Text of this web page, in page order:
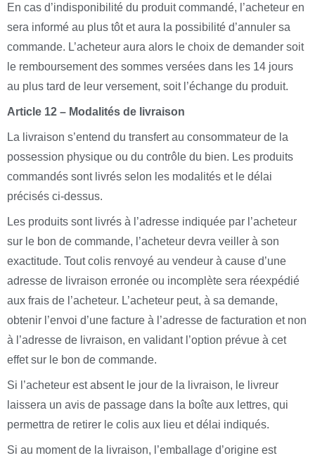
En cas d’indisponibilité du produit commandé, l’acheteur en
sera informé au plus tôt et aura la possibilité d’annuler sa
commande. L’acheteur aura alors le choix de demander soit
le remboursement des sommes versées dans les 14 jours
au plus tard de leur versement, soit l’échange du produit.
Article 12 – Modalités de livraison
La livraison s’entend du transfert au consommateur de la
possession physique ou du contrôle du bien. Les produits
commandés sont livrés selon les modalités et le délai
précisés ci-dessus.
Les produits sont livrés à l’adresse indiquée par l’acheteur
sur le bon de commande, l’acheteur devra veiller à son
exactitude. Tout colis renvoyé au vendeur à cause d’une
adresse de livraison erronée ou incomplète sera réexpédié
aux frais de l’acheteur. L’acheteur peut, à sa demande,
obtenir l’envoi d’une facture à l’adresse de facturation et non
à l’adresse de livraison, en validant l’option prévue à cet
effet sur le bon de commande.
Si l’acheteur est absent le jour de la livraison, le livreur
laissera un avis de passage dans la boîte aux lettres, qui
permettra de retirer le colis aux lieu et délai indiqués.
Si au moment de la livraison, l’emballage d’origine est